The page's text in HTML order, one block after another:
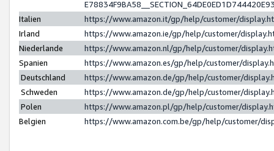
Italien
https://www.amazon.it/gp/help/customer/
Irland
https://www.amazon.ie/gp/help/customer/
Niederlande
https://www.amazon.nl/gp/help/customer/
Spanien
https://www.amazon.es/gp/help/customer/
Deutschland
https://www.amazon.de/gp/help/customer/
Schweden
https://www.amazon.de/gp/help/customer/
Polen
https://www.amazon.pl/gp/help/customer/
Belgien
https://www.amazon.com.be/gp/help/customer/